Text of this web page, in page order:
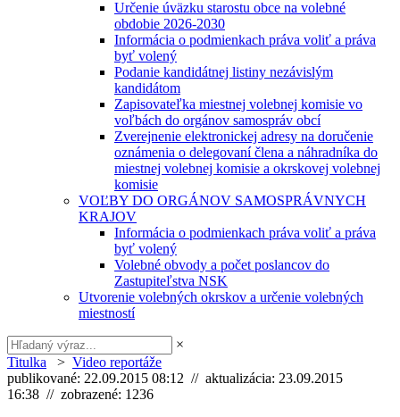
Určenie úväzku starostu obce na volebné
obdobie 2026-2030
Informácia o podmienkach práva voliť a práva
byť volený
Podanie kandidátnej listiny nezávislým
kandidátom
Zapisovateľka miestnej volebnej komisie vo
voľbách do orgánov samospráv obcí
Zverejnenie elektronickej adresy na doručenie
oznámenia o delegovaní člena a náhradníka do
miestnej volebnej komisie a okrskovej volebnej
komisie
VOĽBY DO ORGÁNOV SAMOSPRÁVNYCH
KRAJOV
Informácia o podmienkach práva voliť a práva
byť volený
Volebné obvody a počet poslancov do
Zastupiteľstva NSK
Utvorenie volebných okrskov a určenie volebných
miestností
×
Titulka > Video reportáže
publikované: 22.09.2015 08:12 // aktualizácia: 23.09.2015
16:38 // zobrazené: 1236